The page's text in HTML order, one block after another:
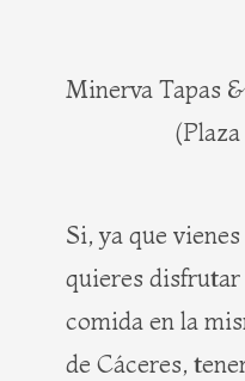
Minerva Tapas
Si, ya que
quieres disfrutar
comida en la
de Cáceres,